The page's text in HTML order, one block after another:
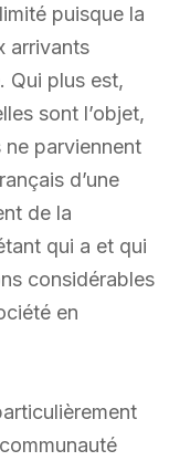
puisque la
arrivants
Qui plus est,
sont l’objet,
parviennent
d’une
de la
qui a et qui
considérables
en